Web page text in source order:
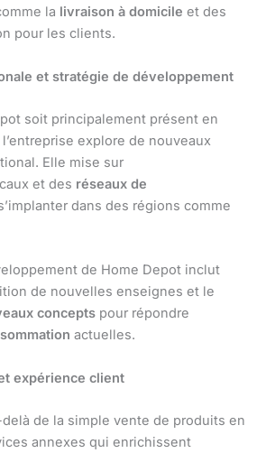
la livraison à domicile et des
pour les clients.
et stratégie de développement
soit principalement présent en
explore de nouveaux
Elle mise sur
et des réseaux de
dans des régions comme
de Home Depot inclut
de nouvelles enseignes et le
concepts pour répondre
actuelles.
expérience client
de la simple vente de produits en
annexes qui enrichissent